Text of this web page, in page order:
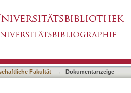
pathways to
Fakultät → Dokumentanzeige